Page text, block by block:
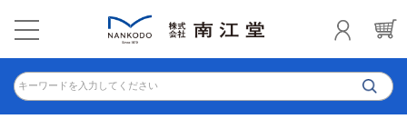
キーワードを入力してください